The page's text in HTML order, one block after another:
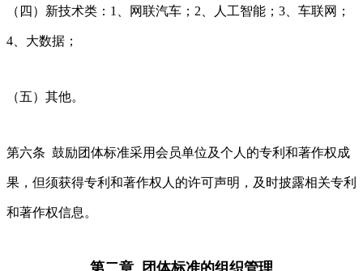
（四）新技术类：1、网联汽车；2、人工智能；3、车联网；
4、大数据；
（五）其他。
第六条 鼓励团体标准采用会员单位及个人的专利和著作权成
果，但须获得专利和著作权人的许可声明，及时披露相关专利
和著作权信息。